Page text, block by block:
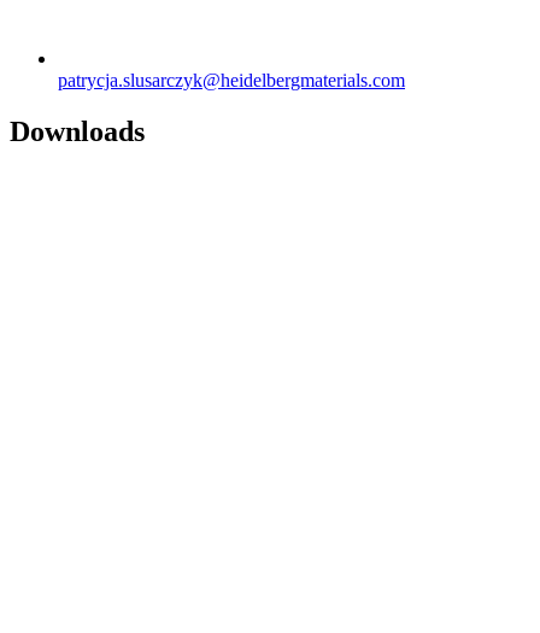
patrycja.slusarczyk​@heidelbergmaterials.com
Downloads